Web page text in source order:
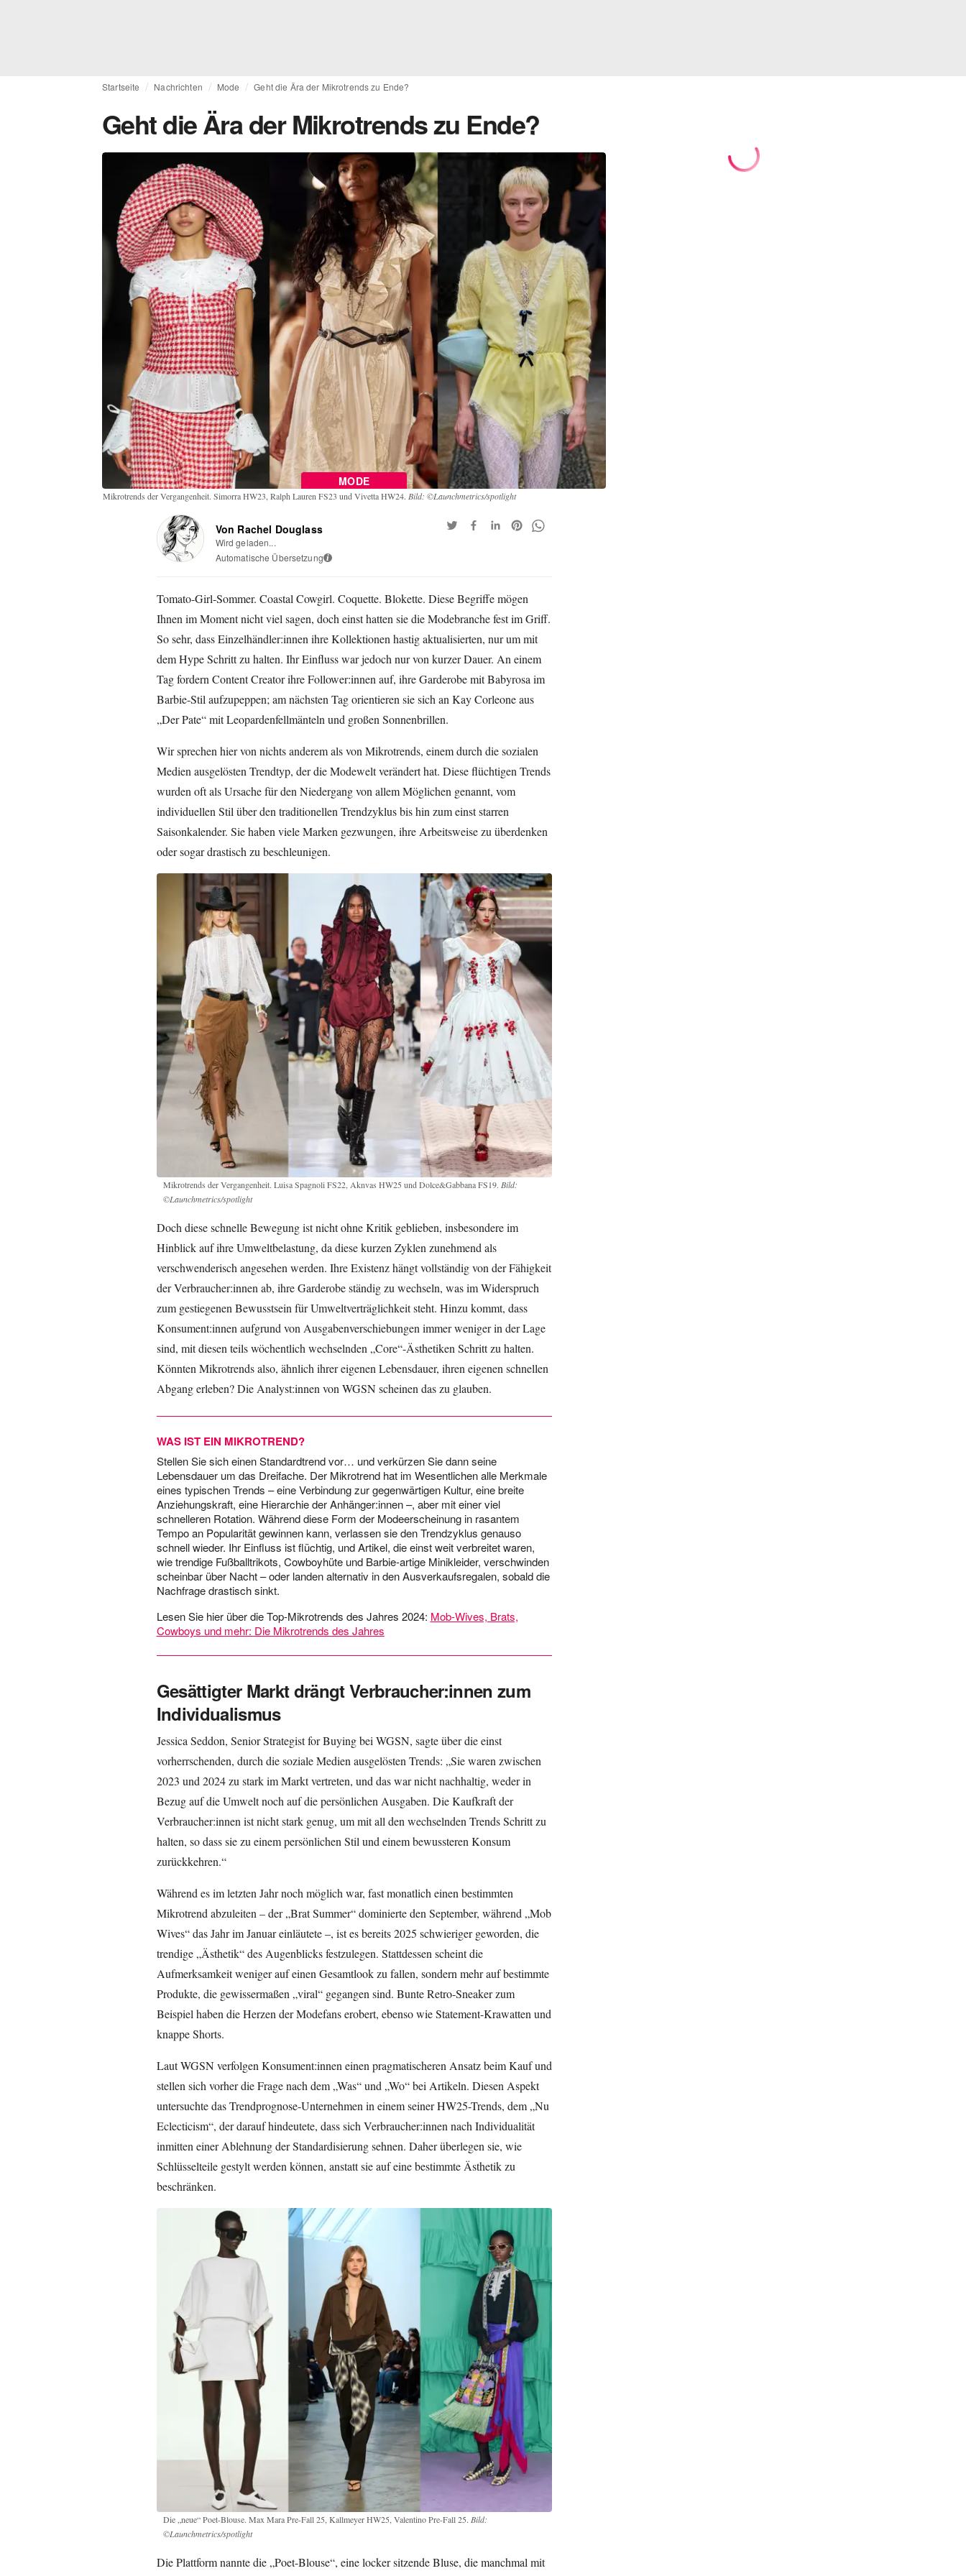
Startseite Nachrichten Mode Geht die Ära der Mikrotrends zu Ende?
Geht die Ära der Mikrotrends zu Ende?
MODE
Mikrotrends der Vergangenheit. Simorra HW23, Ralph Lauren FS23 und Vivetta HW24. Bild: ©Launchmetrics/spotlight
Von Rachel Douglass
Wird geladen...
Automatische Übersetzung i
Tomato-Girl-Sommer. Coastal Cowgirl. Coquette. Blokette. Diese Begriffe mögen
Ihnen im Moment nicht viel sagen, doch einst hatten sie die Modebranche fest im Griff.
So sehr, dass Einzelhändler:innen ihre Kollektionen hastig aktualisierten, nur um mit
dem Hype Schritt zu halten. Ihr Einfluss war jedoch nur von kurzer Dauer. An einem
Tag fordern Content Creator ihre Follower:innen auf, ihre Garderobe mit Babyrosa im
Barbie-Stil aufzupeppen; am nächsten Tag orientieren sie sich an Kay Corleone aus
„Der Pate“ mit Leopardenfellmänteln und großen Sonnenbrillen.
Wir sprechen hier von nichts anderem als von Mikrotrends, einem durch die sozialen
Medien ausgelösten Trendtyp, der die Modewelt verändert hat. Diese flüchtigen Trends
wurden oft als Ursache für den Niedergang von allem Möglichen genannt, vom
individuellen Stil über den traditionellen Trendzyklus bis hin zum einst starren
Saisonkalender. Sie haben viele Marken gezwungen, ihre Arbeitsweise zu überdenken
oder sogar drastisch zu beschleunigen.
Mikrotrends der Vergangenheit. Luisa Spagnoli FS22, Aknvas HW25 und Dolce&Gabbana FS19. Bild:
©Launchmetrics/spotlight
Doch diese schnelle Bewegung ist nicht ohne Kritik geblieben, insbesondere im
Hinblick auf ihre Umweltbelastung, da diese kurzen Zyklen zunehmend als
verschwenderisch angesehen werden. Ihre Existenz hängt vollständig von der Fähigkeit
der Verbraucher:innen ab, ihre Garderobe ständig zu wechseln, was im Widerspruch
zum gestiegenen Bewusstsein für Umweltverträglichkeit steht. Hinzu kommt, dass
Konsument:innen aufgrund von Ausgabenverschiebungen immer weniger in der Lage
sind, mit diesen teils wöchentlich wechselnden „Core“-Ästhetiken Schritt zu halten.
Könnten Mikrotrends also, ähnlich ihrer eigenen Lebensdauer, ihren eigenen schnellen
Abgang erleben? Die Analyst:innen von WGSN scheinen das zu glauben.
WAS IST EIN MIKROTREND?
Stellen Sie sich einen Standardtrend vor… und verkürzen Sie dann seine
Lebensdauer um das Dreifache. Der Mikrotrend hat im Wesentlichen alle Merkmale
eines typischen Trends – eine Verbindung zur gegenwärtigen Kultur, eine breite
Anziehungskraft, eine Hierarchie der Anhänger:innen –, aber mit einer viel
schnelleren Rotation. Während diese Form der Modeerscheinung in rasantem
Tempo an Popularität gewinnen kann, verlassen sie den Trendzyklus genauso
schnell wieder. Ihr Einfluss ist flüchtig, und Artikel, die einst weit verbreitet waren,
wie trendige Fußballtrikots, Cowboyhüte und Barbie-artige Minikleider, verschwinden
scheinbar über Nacht – oder landen alternativ in den Ausverkaufsregalen, sobald die
Nachfrage drastisch sinkt.
Lesen Sie hier über die Top-Mikrotrends des Jahres 2024: Mob-Wives, Brats,
Cowboys und mehr: Die Mikrotrends des Jahres
Gesättigter Markt drängt Verbraucher:innen zum
Individualismus
Jessica Seddon, Senior Strategist for Buying bei WGSN, sagte über die einst
vorherrschenden, durch die soziale Medien ausgelösten Trends: „Sie waren zwischen
2023 und 2024 zu stark im Markt vertreten, und das war nicht nachhaltig, weder in
Bezug auf die Umwelt noch auf die persönlichen Ausgaben. Die Kaufkraft der
Verbraucher:innen ist nicht stark genug, um mit all den wechselnden Trends Schritt zu
halten, so dass sie zu einem persönlichen Stil und einem bewussteren Konsum
zurückkehren.“
Während es im letzten Jahr noch möglich war, fast monatlich einen bestimmten
Mikrotrend abzuleiten – der „Brat Summer“ dominierte den September, während „Mob
Wives“ das Jahr im Januar einläutete –, ist es bereits 2025 schwieriger geworden, die
trendige „Ästhetik“ des Augenblicks festzulegen. Stattdessen scheint die
Aufmerksamkeit weniger auf einen Gesamtlook zu fallen, sondern mehr auf bestimmte
Produkte, die gewissermaßen „viral“ gegangen sind. Bunte Retro-Sneaker zum
Beispiel haben die Herzen der Modefans erobert, ebenso wie Statement-Krawatten und
knappe Shorts.
Laut WGSN verfolgen Konsument:innen einen pragmatischeren Ansatz beim Kauf und
stellen sich vorher die Frage nach dem „Was“ und „Wo“ bei Artikeln. Diesen Aspekt
untersuchte das Trendprognose-Unternehmen in einem seiner HW25-Trends, dem „Nu
Eclecticism“, der darauf hindeutete, dass sich Verbraucher:innen nach Individualität
inmitten einer Ablehnung der Standardisierung sehnen. Daher überlegen sie, wie
Schlüsselteile gestylt werden können, anstatt sie auf eine bestimmte Ästhetik zu
beschränken.
Die „neue“ Poet-Blouse. Max Mara Pre-Fall 25, Kallmeyer HW25, Valentino Pre-Fall 25. Bild:
©Launchmetrics/spotlight
Die Plattform nannte die „Poet-Blouse“, eine locker sitzende Bluse, die manchmal mit